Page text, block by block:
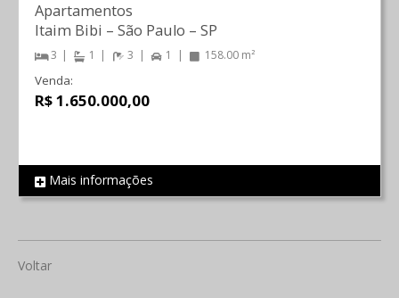
REF 614
Apartamentos
Itaim Bibi – São Paulo – SP
3 1 3 1 158.00 m²
Venda:
R$ 1.650.000,00
Mais informações
Voltar